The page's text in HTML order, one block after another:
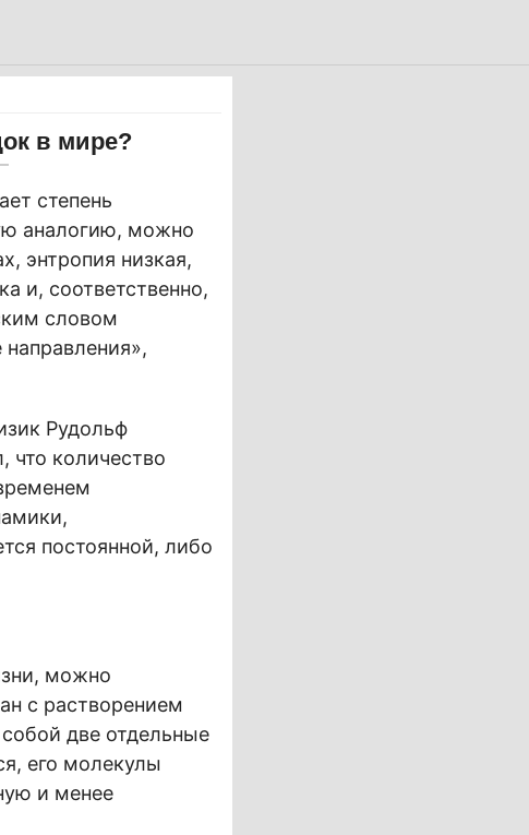
в мире?
степень
аналогию, можно
энтропия низкая,
и, соответственно,
словом
Рудольф
что количество
постоянной, либо
можно
с растворением
две отдельные
его молекулы
и менее